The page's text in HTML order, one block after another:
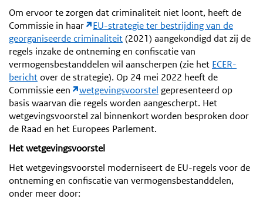
Om ervoor te zorgen dat criminaliteit niet loont, heeft de
Commissie in haar
EU-strategie ter bestrijding van de
georganiseerde criminaliteit(2021) aangekondigd dat zij de
regels inzake de ontneming en confiscatie van
vermogensbestanddelen wil aanscherpen (zie het ECER-
berichtover de strategie). Op 24 mei 2022 heeft de
Commissie een
wetgevingsvoorstel gepresenteerd op
basis waarvan die regels worden aangescherpt. Het
wetgevingsvoorstel zal binnenkort worden besproken door
de Raad en het Europees Parlement.
Het wetgevingsvoorstel
Het wetgevingsvoorstel moderniseert de EU-regels voor de
ontneming en confiscatie van vermogensbestanddelen,
onder meer door: